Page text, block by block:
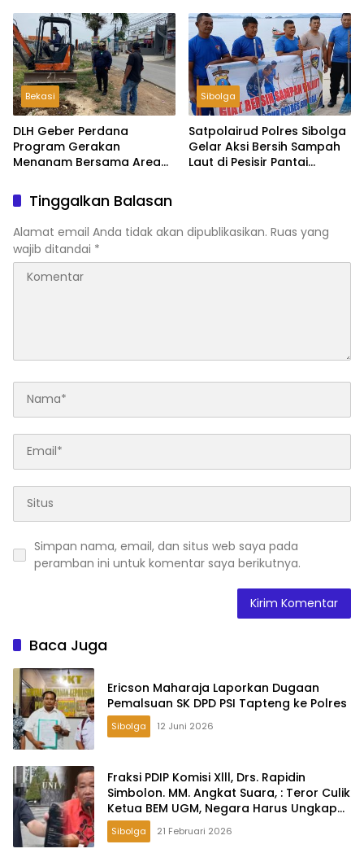
Bekasi
DLH Geber Perdana
Program Gerakan
Menanam Bersama Area
Sibolga
Satpolairud Polres Sibolga
Gelar Aksi Bersih Sampah
Laut di Pesisir Pantai
Tinggalkan Balasan
Alamat email Anda tidak akan dipublikasikan. Ruas yang
wajib ditandai *
Simpan nama, email, dan situs web saya pada
peramban ini untuk komentar saya berikutnya.
Baca Juga
Ericson Maharaja Laporkan Dugaan
Pemalsuan SK DPD PSI Tapteng ke Polres
Sibolga 12 Juni 2026
Fraksi PDIP Komisi Xlll, Drs. Rapidin
Simbolon. MM. Angkat Suara, : Teror Culik
Ketua BEM UGM, Negara Harus Ungkap
Tak Cukup Hanya Klarifikasi
Sibolga 21 Februari 2026